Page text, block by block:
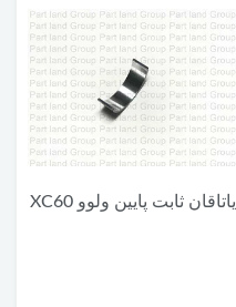
یاتاقان ثابت پایین ولوو XC60